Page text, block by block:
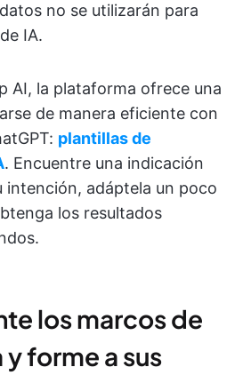
no se utilizarán para
IA.
AI, la plataforma ofrece una
de manera eficiente con
plantillas de
. Encuentre una indicación
intención, adáptela un poco
los resultados
los marcos de
forme a sus